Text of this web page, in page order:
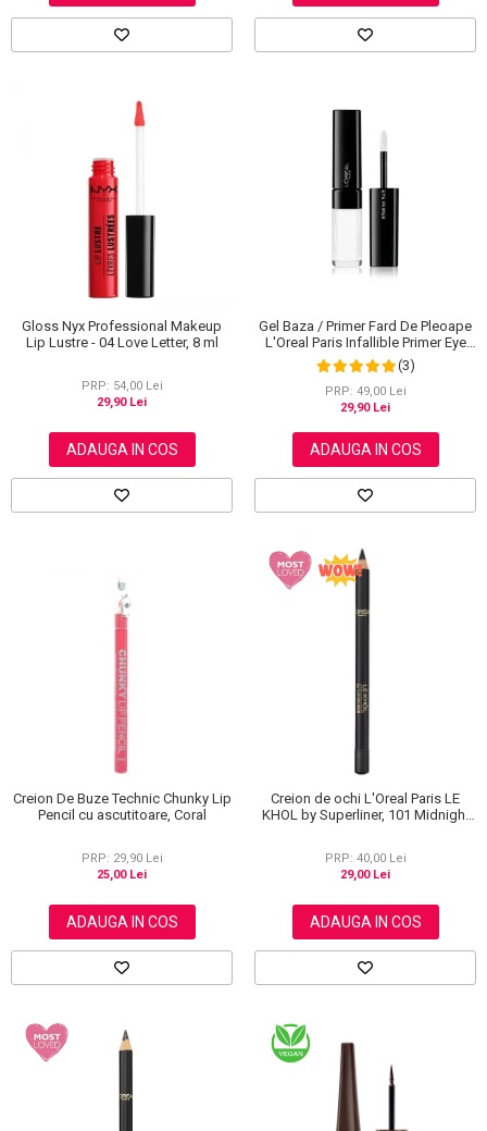
Gloss Nyx Professional Makeup
Lip Lustre - 04 Love Letter, 8 ml
PRP: 54,00 Lei
29,90 Lei
ADAUGA IN COS
Gel Baza / Primer Fard De Pleoape
L'Oreal Paris Infallible Primer Eye
Shadow Base 100, 3 ml
(3)
PRP: 49,00 Lei
29,90 Lei
ADAUGA IN COS
Creion De Buze Technic Chunky Lip
Pencil cu ascutitoare, Coral
PRP: 29,90 Lei
25,00 Lei
ADAUGA IN COS
Creion de ochi L'Oreal Paris LE
KHOL by Superliner, 101 Midnight
PRP: 40,00 Lei
29,00 Lei
ADAUGA IN COS